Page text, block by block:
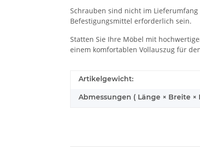
Schrauben sind nicht im
Befestigungsmittel erforderlich sein.
Statten Sie Ihre Möbel mit
einem komfortablen Vollauszug für
Artikelgewicht:
Abmessungen ( Länge × Breite ×